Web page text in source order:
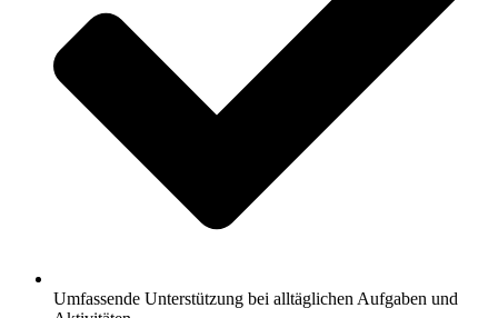
Umfassende Unterstützung bei alltäglichen Aufgaben und